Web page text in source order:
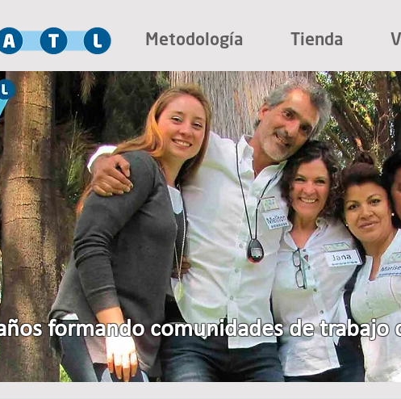
Metodología Tienda
formando comunidades de trabajo